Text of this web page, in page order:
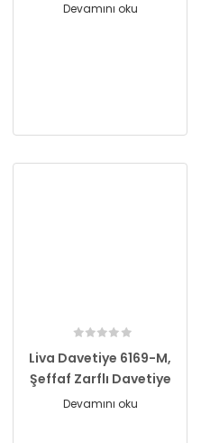
Devamını oku
Liva Davetiye 6169-M,
Şeffaf Zarflı Davetiye
Devamını oku